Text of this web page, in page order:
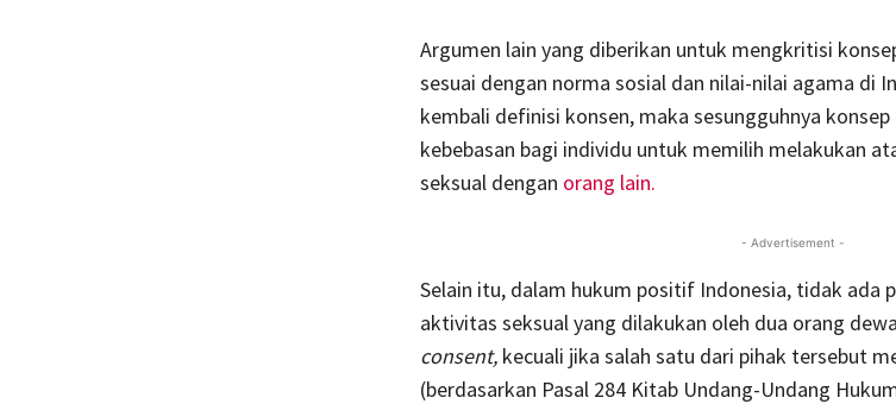
Argumen lain yang diberikan untuk mengkritisi
sesuai dengan norma sosial dan nilai-nilai agama di
kembali definisi konsen, maka sesungguhnya
kebebasan bagi individu untuk memilih melakukan
seksual dengan orang lain.
- Advertisement -
Selain itu, dalam hukum positif Indonesia, tidak ada
aktivitas seksual yang dilakukan oleh dua orang
consent, kecuali jika salah satu dari pihak tersebut
(berdasarkan Pasal 284 Kitab Undang-Undang